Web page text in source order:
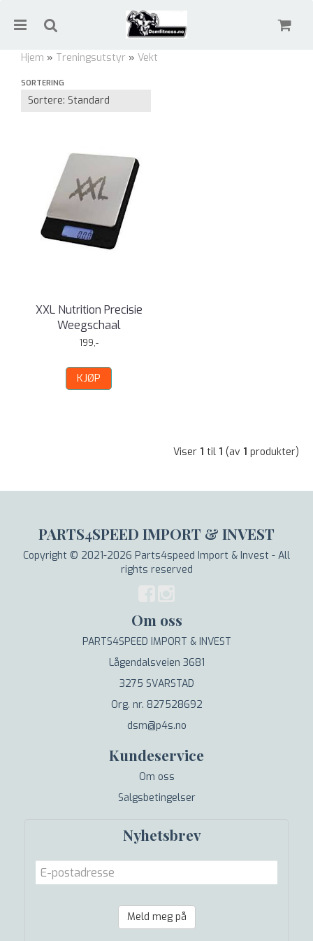
Hjem » Treningsutstyr » Vekt
SORTERING
XXL Nutrition Precisie
Weegschaal
199,-
KJØP
Viser 1 til 1 (av 1 produkter)
PARTS4SPEED IMPORT & INVEST
Copyright © 2021-2026 Parts4speed Import & Invest - All
rights reserved
Om oss
PARTS4SPEED IMPORT & INVEST
Lågendalsveien 3681
3275 SVARSTAD
Org. nr. 827528692
dsm@p4s.no
Kundeservice
Om oss
Salgsbetingelser
Nyhetsbrev
Meld meg på